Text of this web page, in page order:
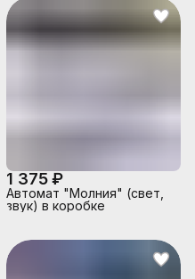
1 375 ₽
Автомат "Молния" (свет,
звук) в коробке